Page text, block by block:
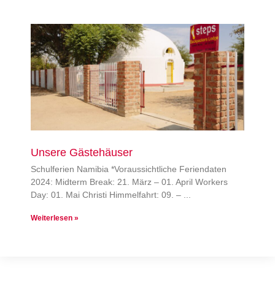
Unsere Gästehäuser
Schulferien Namibia *Voraussichtliche Feriendaten
2024: Midterm Break: 21. März – 01. April Workers
Day: 01. Mai Christi Himmelfahrt: 09. –
Weiterlesen »